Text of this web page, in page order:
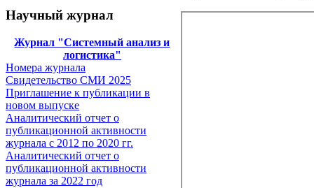
Научный журнал
Журнал "Системный анализ и
логистика"
Номера журнала
Свидетельство СМИ 2025
Приглашение к публикации в
новом выпуске
Аналитический отчет о
публикационной активности
журнала с 2012 по 2020 гг.
Аналитический отчет о
публикационной активности
журнала за 2022 год